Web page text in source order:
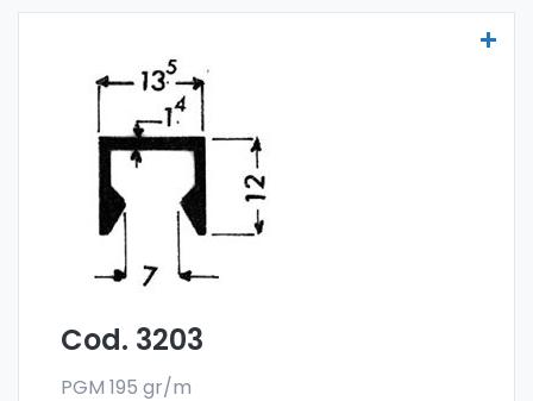
Cod. 3203
PGM 195 gr/m
Scheibenprofile Art. 3203
Die Scheibenprofile aus Aluminium werden
aus der Sonder-Legierung 6060 gefertigt
und werden im Stangenformat verkauft. Die
Mindestabnahme beträgt 300 kg.